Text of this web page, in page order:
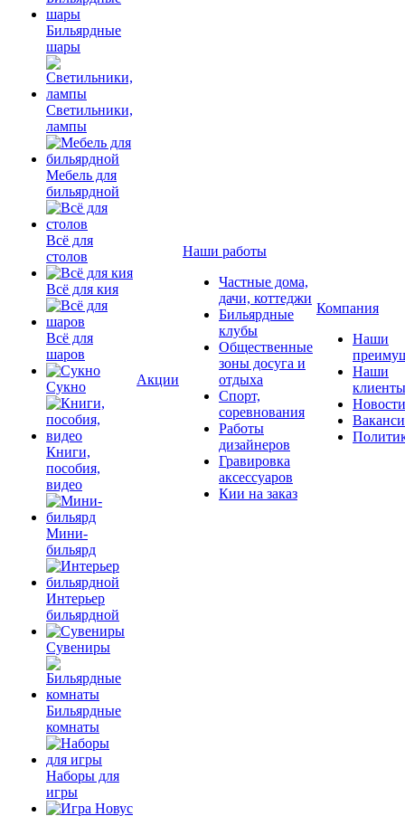
Бильярдные
шары
Светильники,
лампы
Мебель для
бильярдной
Всё для
столов
Всё для кия
Всё для
шаров
Сукно
Книги,
пособия,
видео
Мини-
бильярд
Интерьер
бильярдной
Сувениры
Бильярдные
комнаты
Наборы для
игры
Акции
Наши работы
Частные дома,
дачи, коттеджи
Бильярдные
клубы
Общественные
зоны досуга и
отдыха
Спорт,
соревнования
Работы
дизайнеров
Гравировка
аксессуаров
Кии на заказ
Компания
Наши
Наши
клиенты
Новости